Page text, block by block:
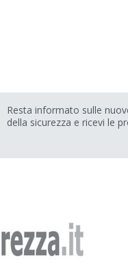
Resta informato sulle
della sicurezza e ricevi le